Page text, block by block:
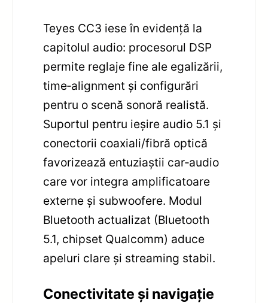
Teyes CC3 iese în evidență la
capitolul audio: procesorul DSP
permite reglaje fine ale egalizării,
time‑alignment și configurări
pentru o scenă sonoră realistă.
Suportul pentru ieșire audio 5.1 și
conectorii coaxiali/fibră optică
favorizează entuziaștii car‑audio
care vor integra amplificatoare
externe și subwoofere. Modul
Bluetooth actualizat (Bluetooth
5.1, chipset Qualcomm) aduce
apeluri clare și streaming stabil.
Conectivitate și navigație